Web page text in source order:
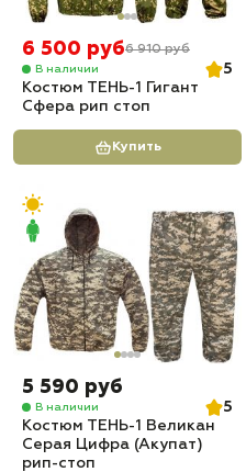
6 500 руб6 910 руб
В наличии
5
Костюм ТЕНЬ-1 Гигант
Сфера рип стоп
Купить
5 590 руб
В наличии
5
Костюм ТЕНЬ-1 Великан
Серая Цифра (Акупат)
рип-стоп